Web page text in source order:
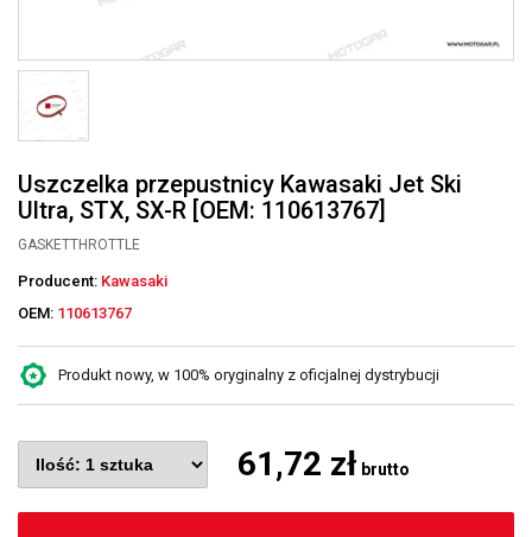
Uszczelka przepustnicy Kawasaki Jet Ski
Ultra, STX, SX-R [OEM: 110613767]
GASKETTHROTTLE
Producent: Kawasaki
OEM: 110613767
Produkt nowy, w 100% oryginalny z oficjalnej dystrybucji
61,72 zł brutto